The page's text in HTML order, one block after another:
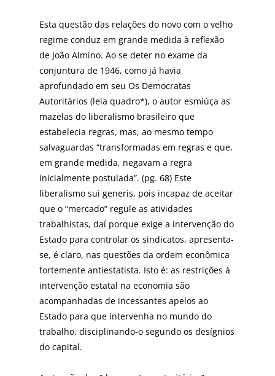
Esta questão das relações do novo com o velho
regime conduz em grande medida à reflexão
de João Almino. Ao se deter no exame da
conjuntura de 1946, como já havia
aprofundado em seu Os Democratas
Autoritários (leia quadro*), o autor esmiúça as
mazelas do liberalismo brasileiro que
estabelecia regras, mas, ao mesmo tempo
salvaguardas “transformadas em regras e que,
em grande medida, negavam a regra
inicialmente postulada”. (pg. 68) Este
liberalismo sui generis, pois incapaz de aceitar
que o “mercado” regule as atividades
trabalhistas, daí porque exige a intervenção do
Estado para controlar os sindicatos, apresenta-
se, é claro, nas questões da ordem econômica
fortemente antiestatista. Isto é: as restrições à
intervenção estatal na economia são
acompanhadas de incessantes apelos ao
Estado para que intervenha no mundo do
trabalho, disciplinando-o segundo os desígnios
do capital.